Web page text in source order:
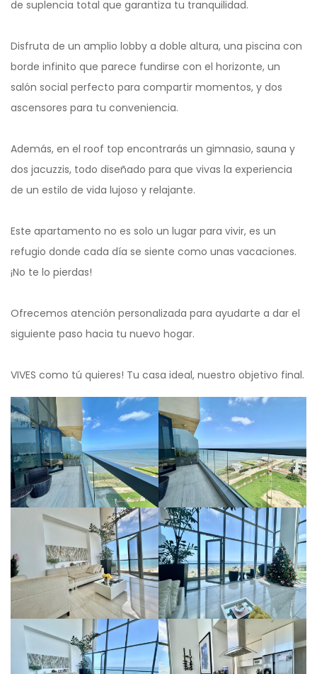
de suplencia total que garantiza tu tranquilidad.
Disfruta de un amplio lobby a doble altura, una piscina con
borde infinito que parece fundirse con el horizonte, un
salón social perfecto para compartir momentos, y dos
ascensores para tu conveniencia.
Además, en el roof top encontrarás un gimnasio, sauna y
dos jacuzzis, todo diseñado para que vivas la experiencia
de un estilo de vida lujoso y relajante.
Este apartamento no es solo un lugar para vivir, es un
refugio donde cada día se siente como unas vacaciones.
¡No te lo pierdas!
Ofrecemos atención personalizada para ayudarte a dar el
siguiente paso hacia tu nuevo hogar.
VIVES como tú quieres! Tu casa ideal, nuestro objetivo final.